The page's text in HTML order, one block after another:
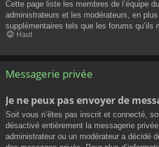
Cette page liste les membres de l’équipe
administrateurs et les modérateurs, en
supplémentaires tels que les forums qu’ils
Haut
Messagerie privée
Je ne peux pas envoyer de
Soit vous n’êtes pas inscrit et connecté,
désactivé entièrement la messagerie
administrateur ou un modérateur a décidé